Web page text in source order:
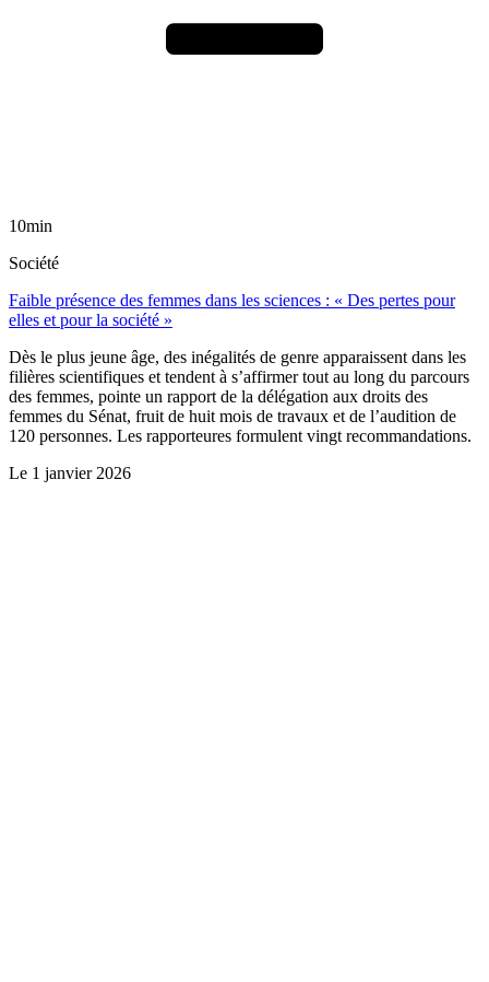
10min
Société
Faible présence des femmes dans les sciences : « Des pertes pour
elles et pour la société »
Dès le plus jeune âge, des inégalités de genre apparaissent dans les
filières scientifiques et tendent à s’affirmer tout au long du parcours
des femmes, pointe un rapport de la délégation aux droits des
femmes du Sénat, fruit de huit mois de travaux et de l’audition de
120 personnes. Les rapporteures formulent vingt recommandations.
Le 1 janvier 2026